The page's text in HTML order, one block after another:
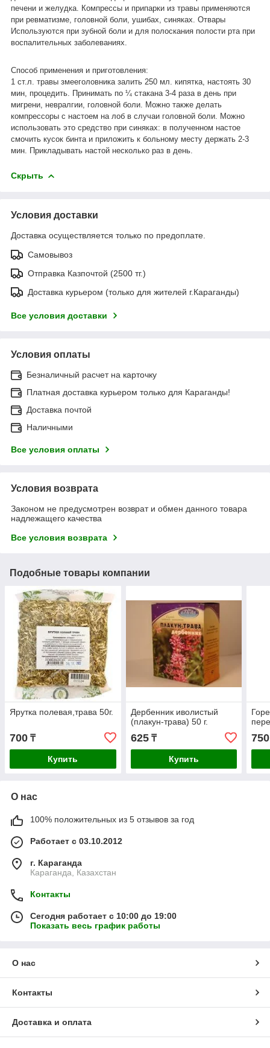
печени и желудка. Компрессы и припарки из травы применяются
при ревматизме, головной боли, ушибах, синяках. Отвары
Используются при зубной боли и для полоскания полости рта при
воспалительных заболеваниях.
Способ применения и приготовления:
1 ст.л. травы змееголовника залить 250 мл. кипятка, настоять 30
мин, процедить. Принимать по ¼ стакана 3-4 раза в день при
мигрени, невралгии, головной боли. Можно также делать
компрессоры с настоем на лоб в случаи головной боли. Можно
использовать это средство при синяках: в полученном настое
смочить кусок бинта и приложить к больному месту держать 2-3
мин. Прикладывать настой несколько раз в день.
Скрыть
Условия доставки
Доставка осуществляется только по предоплате.
Самовывоз
Отправка Казпочтой (2500 тг.)
Доставка курьером (только для жителей г.Караганды)
Все условия доставки
Условия оплаты
Безналичный расчет на карточку
Платная доставка курьером только для Караганды!
Доставка почтой
Наличными
Все условия оплаты
Условия возврата
Законом не предусмотрен возврат и обмен данного товара
надлежащего качества
Все условия возврата
Подобные товары компании
Ярутка полевая,трава 50г.
700 ₸
Купить
Дербенник иволистый
(плакун-трава) 50 г.
625₸
Купить
750
О нас
100% положительных из 5 отзывов за год
Работает с 03.10.2012
г. Караганда
Караганда, Казахстан
Контакты
Сегодня работает с 10:00 до 19:00
Показать весь график работы
О нас
Контакты
Доставка и оплата